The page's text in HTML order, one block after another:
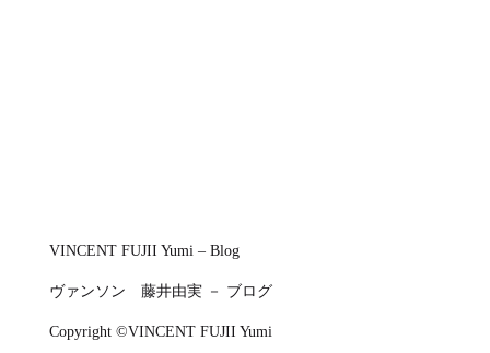
VINCENT FUJII Yumi – Blog
ヴァンソン 藤井由実 － ブログ
Copyright ©VINCENT FUJII Yumi